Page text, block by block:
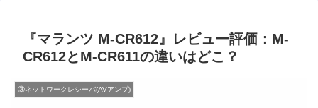
『マランツ M-CR612』レビュー評価：M-
CR612とM-CR611の違いはどこ？
③ネットワークレシーバ(AVアンプ)